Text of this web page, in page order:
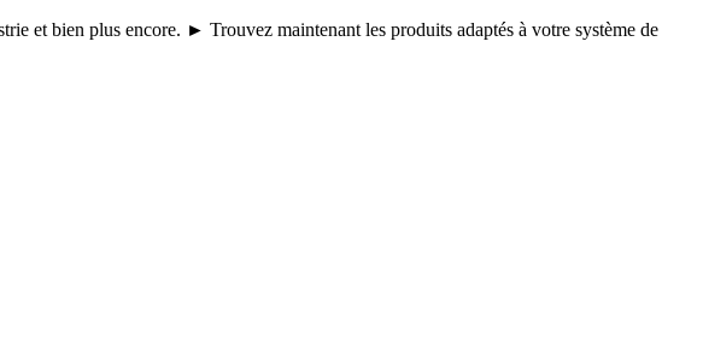
et bien plus encore. ► Trouvez maintenant les produits adaptés à votre système de